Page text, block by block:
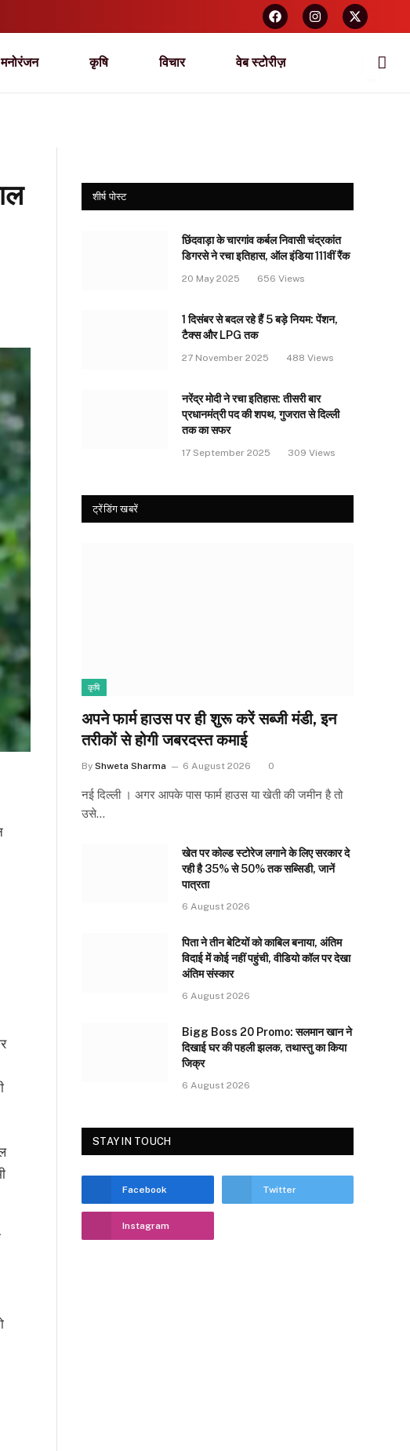
मनोरंजन कृषि विचार वेब स्टोरीज़
शीर्ष पोस्ट
छिंदवाड़ा के चारगांव कर्बल निवासी चंद्रकांत
डिगरसे ने रचा इतिहास, ऑल इंडिया 111वीं रैंक
20 May 2025 656 Views
1 दिसंबर से बदल रहे हैं 5 बड़े नियम: पेंशन,
टैक्स और LPG तक
27 November 2025 488 Views
नरेंद्र मोदी ने रचा इतिहास: तीसरी बार
प्रधानमंत्री पद की शपथ, गुजरात से दिल्ली
तक का सफर
17 September 2025 309 Views
ट्रेंडिंग खबरें
कृषि
अपने फार्म हाउस पर ही शुरू करें सब्जी मंडी, इन
तरीकों से होगी जबरदस्त कमाई
By Shweta Sharma 6 August 2026 0
नई दिल्ली । अगर आपके पास फार्म हाउस या खेती की जमीन है तो
उसे…
खेत पर कोल्ड स्टोरेज लगाने के लिए सरकार दे
रही है 35% से 50% तक सब्सिडी, जानें
पात्रता
6 August 2026
पिता ने तीन बेटियों को काबिल बनाया, अंतिम
विदाई में कोई नहीं पहुंची, वीडियो कॉल पर देखा
अंतिम संस्कार
6 August 2026
Bigg Boss 20 Promo: सलमान खान ने
दिखाई घर की पहली झलक, तथास्तु का किया
जिक्र
6 August 2026
STAY IN TOUCH
Facebook Twitter
Instagram